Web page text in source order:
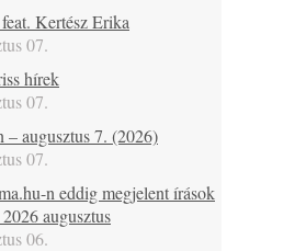
Kertész Erika
07.
hírek
07.
– augusztus 7. (2026)
07.
n eddig megjelent írások
augusztus
06.